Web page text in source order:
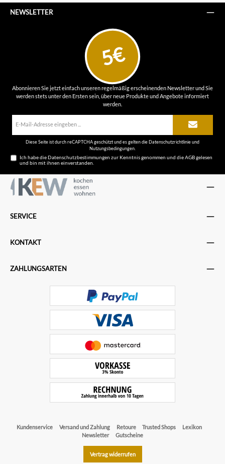
NEWSLETTER
5€
Abonnieren Sie jetzt einfach unseren regelmäßig erscheinenden Newsletter und Sie
werden stets unter den Ersten sein, über neue Produkte und Angebote informiert
werden.
Diese Seite ist durch reCAPTCHA geschützt und es gelten dieDatenschutzrichtlinieund
Nutzungsbedingungen
Ich habe dieDatenschutzbestimmungen zur Kenntnis genommen und dieAGBgelesen
und bin mit ihnen einverstanden.
SERVICE
KONTAKT
ZAHLUNGSARTEN
Kundenservice Versand und Zahlung Retoure Trusted Shops
Lexikon
Newsletter
Gutscheine
Vertrag widerrufen